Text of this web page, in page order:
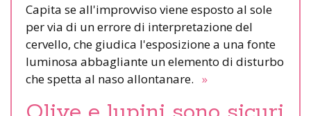
Capita se all'improvviso viene esposto al sole
per via di un errore di interpretazione del
cervello, che giudica l'esposizione a una fonte
luminosa abbagliante un elemento di disturbo
che spetta al naso allontanare. »